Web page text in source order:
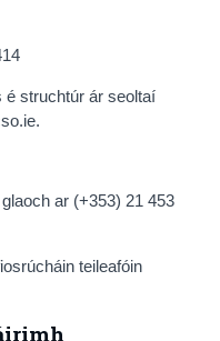
é struchtúr ár seoltaí
ar (+353) 21 453
teileafóin